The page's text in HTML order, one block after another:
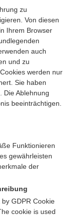
zu
Von diesen
Ihrem Browser
auch
und zu
werden nur
Sie haben
Die Ablehnung
beeinträchtigen.
Funktionieren
gewährleisten
der
GDPR Cookie
cookie is used